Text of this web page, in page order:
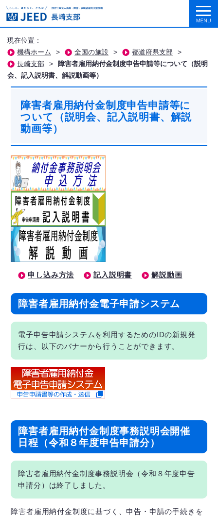
現在位置：
機構ホーム
> 全国の施設 > 都道府県支部
>
長崎支部
>
障害者雇用納付金制度申告申請等について（説明
会、記入説明書、解説動画等）
障害者雇用納付金制度申告申請等に
ついて（説明会、記入説明書、解説
動画等）
申し込み方法 記入説明書 解説動画
障害者雇用納付金電子申請システム
電子申告申請システムを利用するためのIDの新規発
行は、以下のバナーから行うことができます。
障害者雇用納付金制度事務説明会開催
日程（令和８年度申告申請分）
障害者雇用納付金制度事務説明会（令和８年度申告
申請分）は終了しました。
障害者雇用納付金制度に基づく、申告・申請の手続きを